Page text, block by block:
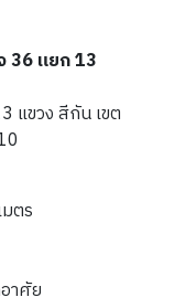
36 แยก 13
แขวง สีกัน เขต
ตร
าศัย